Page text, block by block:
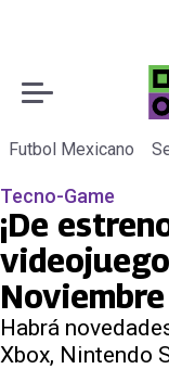
Futbol Mexicano
Tecno-Game
¡De
Noviembre
Habrá
Xbox, Nintendo